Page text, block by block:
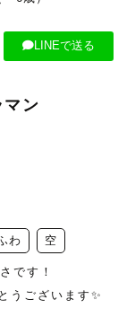
LINEで送る
マン
わ 空
です！
うございます✨